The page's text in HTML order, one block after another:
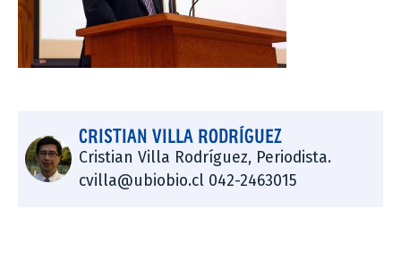
CRISTIAN VILLA RODRÍGUEZ
Cristian Villa Rodríguez, Periodista.
cvilla@ubiobio.cl 042-2463015